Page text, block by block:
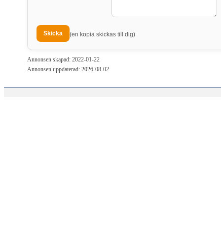
(en kopia skickas till dig)
Annonsen skapad: 2022-01-22
Annonsen uppdaterad: 2026-08-02